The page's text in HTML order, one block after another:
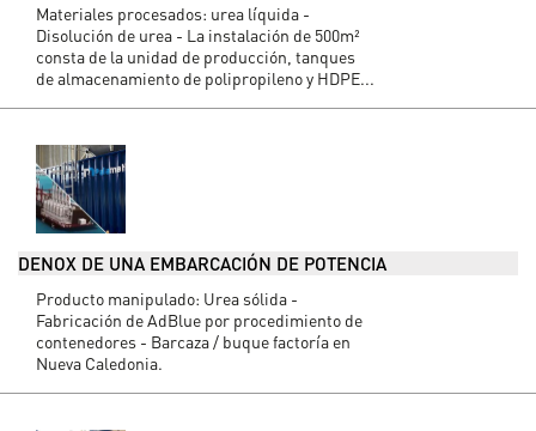
Materiales procesados: urea líquida -
Disolución de urea - La instalación de 500m²
consta de la unidad de producción, tanques
de almacenamiento de polipropileno y HDPE...
DENOX DE UNA EMBARCACIÓN DE POTENCIA
Producto manipulado: Urea sólida -
Fabricación de AdBlue por procedimiento de
contenedores - Barcaza / buque factoría en
Nueva Caledonia.